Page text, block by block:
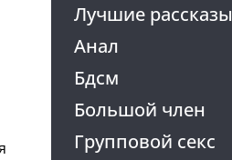
Лучшие рассказы
Анал
Бдсм
Большой член
Групповой секс